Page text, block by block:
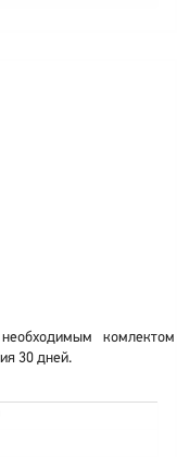
комлектом
30 дней.